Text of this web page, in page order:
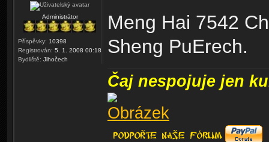
Administrátor
Příspěvky: 10398
Registrován: 5. 1. 2008 00:18
Bydliště: Jihočech
Meng Hai 7542
Sheng PuErech.
Čaj nespojuje jen